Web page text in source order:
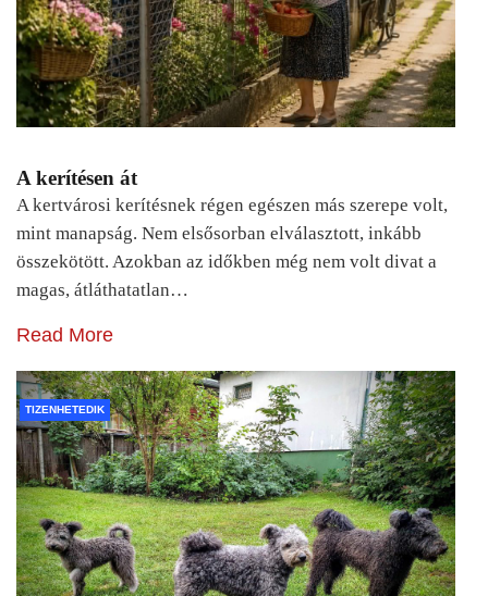
A kerítésen át
A kertvárosi kerítésnek régen egészen más szerepe volt,
mint manapság. Nem elsősorban elválasztott, inkább
összekötött. Azokban az időkben még nem volt divat a
magas, átláthatatlan…
Read More
TIZENHETEDIK